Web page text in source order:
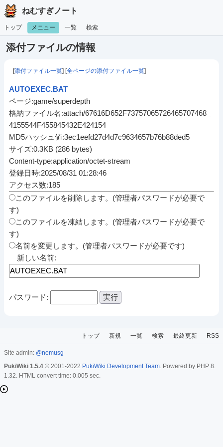
ねむすぎノート
トップ メニュー 一覧 検索
添付ファイルの情報
[添付ファイル一覧] [全ページの添付ファイル一覧]
AUTOEXEC.BAT
ページ:game/superdepth
格納ファイル名:attach/67616D652F73757065726465707468_
4155544F455845432E424154
MD5ハッシュ値:3ec1eefd27d4d7c9634657b76b88ded5
サイズ:0.3KB (286 bytes)
Content-type:application/octet-stream
登録日時:2025/08/31 01:28:46
アクセス数:185
このファイルを削除します。(管理者パスワードが必要で
す)
このファイルを凍結します。(管理者パスワードが必要で
す)
名前を変更します。(管理者パスワードが必要です)
新しい名前:
パスワード:
トップ 新規 一覧 検索 最終更新 RSS
Site admin: @nemusg
PukiWiki 1.5.4 © 2001-2022 PukiWiki Development Team. Powered by PHP 8.
1.32. HTML convert time: 0.005 sec.